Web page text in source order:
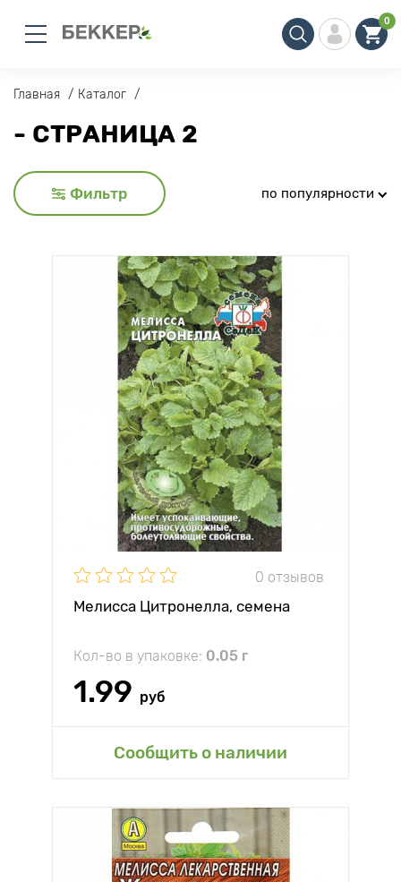
0
Главная Каталог
- СТРАНИЦА 2
Фильтр по популярности
0 отзывов
Мелисса Цитронелла, семена
Кол-во в упаковке: 0.05 г
1.99 руб
Сообщить о наличии